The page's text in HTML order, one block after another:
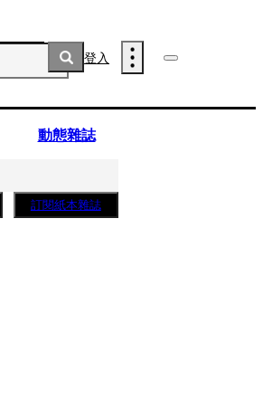
登入
動態雜誌
訂閱紙本雜誌